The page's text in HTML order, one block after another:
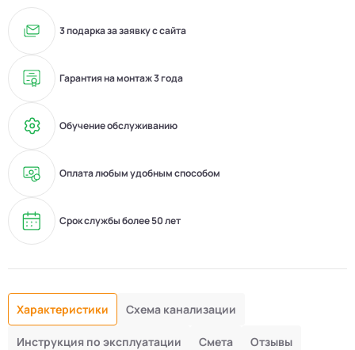
3 подарка за заявку с сайта
Гарантия на монтаж 3 года
Обучение обслуживанию
Оплата любым удобным способом
Срок службы более 50 лет
Характеристики Схема канализации
Инструкция по эксплуатации Смета Отзывы